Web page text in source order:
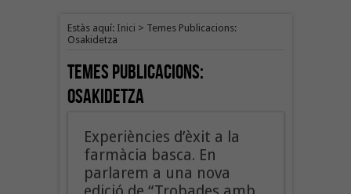
Estàs aquí: Inici > Temes Publicacions:
Osakidetza
Temes Publicacions:
Osakidetza
Experiències d’èxit a la
farmàcia basca. En
parlarem a una nova